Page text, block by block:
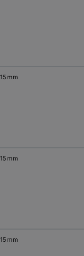
15 mm
15 mm
15 mm